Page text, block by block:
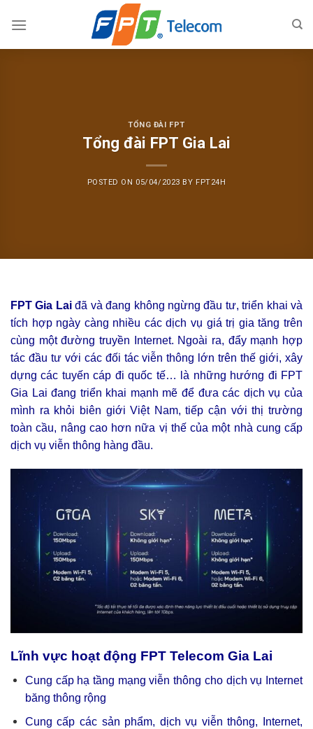
TỔNG ĐÀI FPT
Tổng đài FPT Gia Lai
POSTED ON 05/04/2023 BY FPT24H
FPT Gia Laiđã và đang không ngừng đầu tư, triển khai và
tích hợp ngày càng nhiều các dịch vụ giá trị gia tăng trên
cùng một đường truyền Internet. Ngoài ra, đẩy mạnh hợp
tác đầu tư với các đối tác viễn thông lớn trên thế giới, xây
dựng các tuyến cáp đi quốc tế… là những hướng đi FPT
Gia Lai đang triển khai mạnh mẽ để đưa các dịch vụ của
mình ra khỏi biên giới Việt Nam, tiếp cận với thị trường
toàn cầu, nâng cao hơn nữa vị thế của một nhà cung cấp
dịch vụ viễn thông hàng đầu.
Lĩnh vực hoạt động FPT Telecom Gia Lai
Cung cấp hạ tầng mạng viễn thông cho dịch vụ Internet
băng thông rộng
Cung cấp các sản phẩm, dịch vụ viễn thông, Internet,